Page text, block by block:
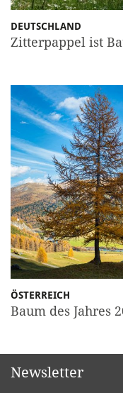
DEUTSCHLAND
Zitterpappel ist
ÖSTERREICH
Baum des Jahres
Newsletter